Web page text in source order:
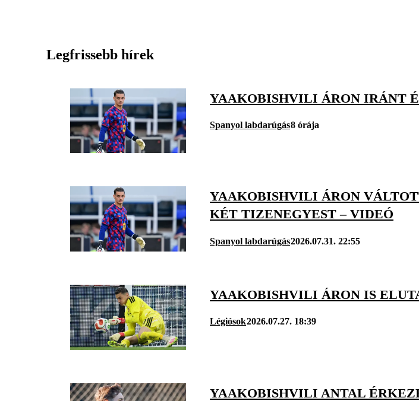
Legfrissebb hírek
YAAKOBISHVILI ÁRON IRÁNT
Spanyol labdarúgás8 órája
YAAKOBISHVILI ÁRON
KÉT TIZENEGYEST – VIDEÓ
Spanyol labdarúgás2026.07.31. 22:55
YAAKOBISHVILI ÁRON IS
Légiósok2026.07.27. 18:39
YAAKOBISHVILI ANTAL